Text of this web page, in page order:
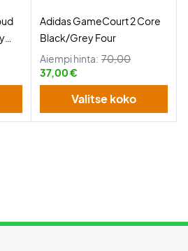
Adidas GameCourt 2 Core
Black/Grey Four
Aiempi hinta: 70,00
37,00 €
Valitse koko